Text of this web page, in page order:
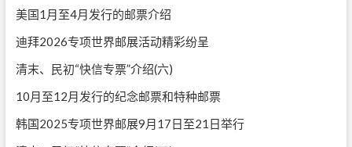
美国1月至4月发行的邮票介绍
迪拜2026专项世界邮展活动精彩纷呈
清末、民初“快信专票”介绍(六)
10月至12月发行的纪念邮票和特种邮票
韩国2025专项世界邮展9月17日至21日举行